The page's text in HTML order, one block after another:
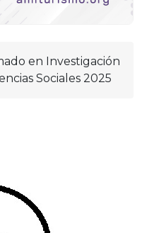
en Investigación
Sociales 2025